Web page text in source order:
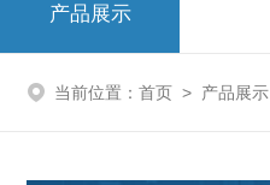
产品展示
当前位置： 首页 > 产品展示